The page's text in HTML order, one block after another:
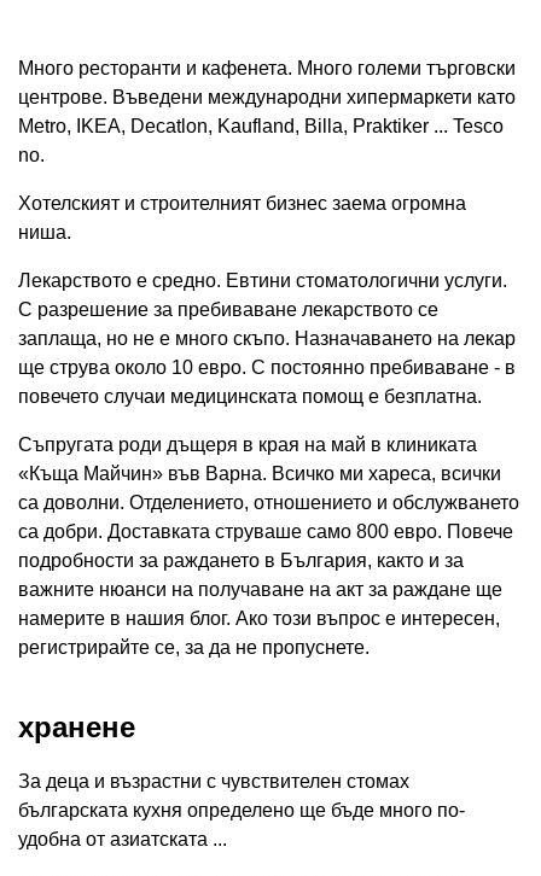
Много ресторанти и кафенета. Много големи търговски
центрове. Въведени международни хипермаркети като
Metro, IKEA, Decatlon, Kaufland, Billa, Praktiker ... Tesco
no.
Хотелският и строителният бизнес заема огромна
ниша.
Лекарството е средно. Евтини стоматологични услуги.
С разрешение за пребиваване лекарството се
заплаща, но не е много скъпо. Назначаването на лекар
ще струва около 10 евро. С постоянно пребиваване - в
повечето случаи медицинската помощ е безплатна.
Съпругата роди дъщеря в края на май в клиниката
«Къща Майчин» във Варна. Всичко ми хареса, всички
са доволни. Отделението, отношението и обслужването
са добри. Доставката струваше само 800 евро. Повече
подробности за раждането в България, както и за
важните нюанси на получаване на акт за раждане ще
намерите в нашия блог. Ако този въпрос е интересен,
регистрирайте се, за да не пропуснете.
хранене
За деца и възрастни с чувствителен стомах
българската кухня определено ще бъде много по-
удобна от азиатската ...